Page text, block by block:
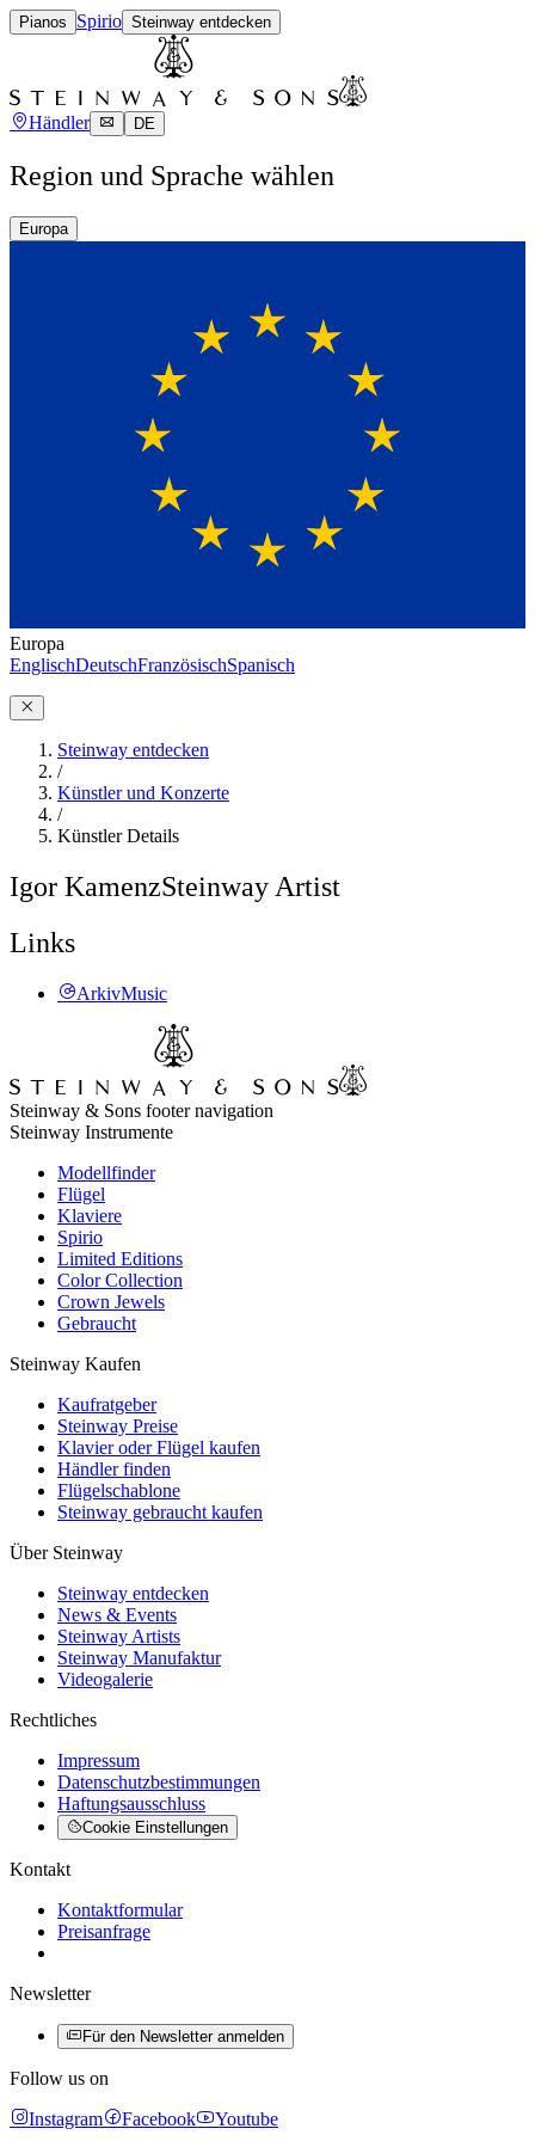
Pianos Spirio Steinway entdecken
Händler DE
Region und Sprache wählen
Europa
Europa
EnglischDeutschFranzösischSpanisch
Steinway entdecken
/
Künstler und Konzerte
/
Künstler Details
Igor KamenzSteinway Artist
Links
ArkivMusic
Steinway & Sons footer navigation
Steinway Instrumente
Modellfinder
Flügel
Klaviere
Spirio
Limited Editions
Color Collection
Crown Jewels
Gebraucht
Steinway Kaufen
Kaufratgeber
Steinway Preise
Klavier oder Flügel kaufen
Händler finden
Flügelschablone
Steinway gebraucht kaufen
Über Steinway
Steinway entdecken
News & Events
Steinway Artists
Steinway Manufaktur
Videogalerie
Rechtliches
Impressum
Datenschutzbestimmungen
Haftungsausschluss
Cookie Einstellungen
Kontakt
Kontaktformular
Preisanfrage
Newsletter
Für den Newsletter anmelden
Follow us on
Instagram
Facebook Youtube